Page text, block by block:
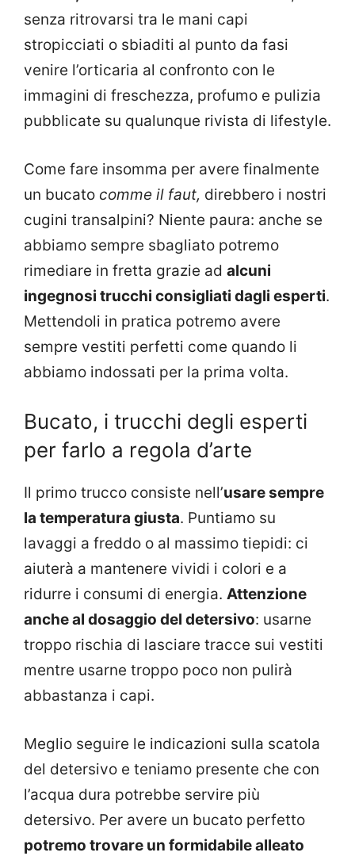
senza ritrovarsi tra le mani capi
stropicciati o sbiaditi al punto da fasi
venire l’orticaria al confronto con le
immagini di freschezza, profumo e pulizia
pubblicate su qualunque rivista di lifestyle.
Come fare insomma per avere finalmente
un bucato comme il faut, direbbero i nostri
cugini transalpini? Niente paura: anche se
abbiamo sempre sbagliato potremo
rimediare in fretta grazie ad alcuni
ingegnosi trucchi consigliati dagli esperti.
Mettendoli in pratica potremo avere
sempre vestiti perfetti come quando li
abbiamo indossati per la prima volta.
Bucato, i trucchi degli esperti
per farlo a regola d’arte
Il primo trucco consiste nell’usare sempre
la temperatura giusta. Puntiamo su
lavaggi a freddo o al massimo tiepidi: ci
aiuterà a mantenere vividi i colori e a
ridurre i consumi di energia. Attenzione
anche al dosaggio del detersivo: usarne
troppo rischia di lasciare tracce sui vestiti
mentre usarne troppo poco non pulirà
abbastanza i capi.
Meglio seguire le indicazioni sulla scatola
del detersivo e teniamo presente che con
l’acqua dura potrebbe servire più
detersivo. Per avere un bucato perfetto
potremo trovare un formidabile alleato